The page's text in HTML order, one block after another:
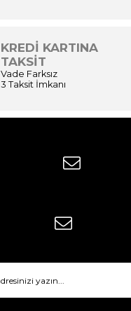
KREDİ KARTINA
TAKSİT
Vade Farksız
3 Taksit İmkanı